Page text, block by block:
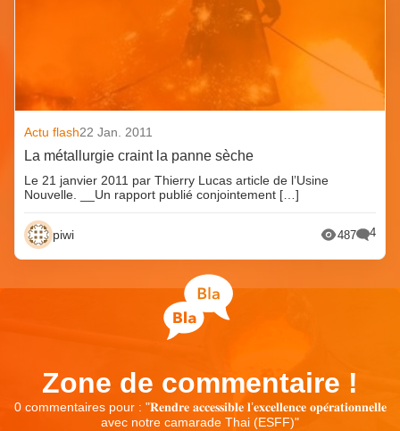
Actu flash22 Jan. 2011
La métallurgie craint la panne sèche
Le 21 janvier 2011 par Thierry Lucas article de l’Usine
Nouvelle. __Un rapport publié conjointement […]
piwi 487 4
Zone de commentaire !
0 commentaires pour : "𝐑𝐞𝐧𝐝𝐫𝐞 𝐚𝐜𝐜𝐞𝐬𝐬𝐢𝐛𝐥𝐞 𝐥’𝐞𝐱𝐜𝐞𝐥𝐥𝐞𝐧𝐜𝐞 𝐨𝐩𝐞́𝐫𝐚𝐭𝐢𝐨𝐧𝐧𝐞𝐥𝐥𝐞
avec notre camarade Thai (ESFF)"